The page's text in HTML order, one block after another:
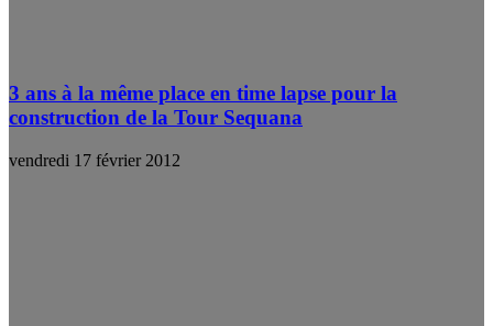
3 ans à la même place en time lapse pour la
construction de la Tour Sequana
vendredi 17 février 2012